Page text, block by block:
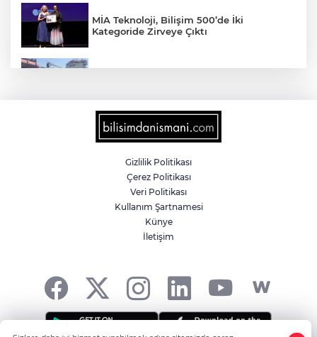
MİA Teknoloji, Bilişim 500’de İki
Kategoride Zirveye Çıktı
6 milyon emekliyi ilgilendiriyor... Emekli
aylığı fark ödemeleri 7 Ağustos'ta
Teröristler teslim olmaya devam ediyor...
Hudutlarda 490 kişi yakalandı
İletişim'den 'Terörsüz Türkiye' hedefli
Gizlilik Politikası
Çerez Politikası
Veri Politikası
Kullanım Şartnamesi
Künye
İletişim